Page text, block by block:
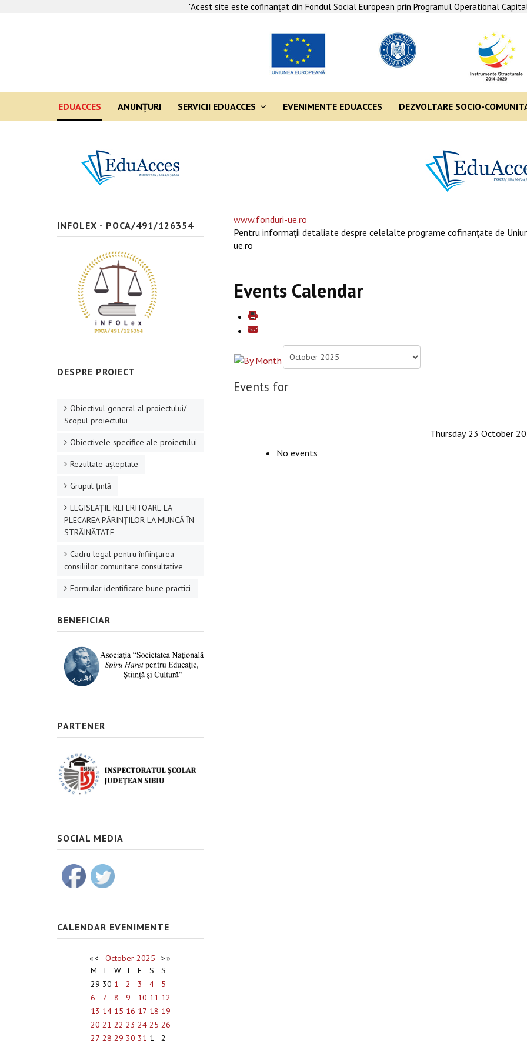
"Acest site este cofinanţat din Fondul Social European prin Programul Operational
EDUACCES ANUNŢURI SERVICII EDUACCES EVENIMENTE EDUACCES DEZVOLTARE SOCIO-
www.fonduri-ue.ro
Pentru informaţii detaliate despre celelalte programe cofinanţate de
ue.ro
Events Calendar
Events for
Thursday 23 October
No events
INFOLEX - POCA/491/126354
DESPRE PROIECT
Obiectivul general al proiectului/
Scopul proiectului
Obiectivele specifice ale proiectului
Rezultate aşteptate
Grupul ţintă
LEGISLAȚIE REFERITOARE LA
PLECAREA PĂRINȚILOR LA MUNCĂ ÎN
STRĂINĂTATE
Cadru legal pentru înființarea
consiliilor comunitare consultative
Formular identificare bune practici
BENEFICIAR
PARTENER
SOCIAL MEDIA
CALENDAR EVENIMENTE
«< October 2025 >»
M
T W T F S
S
29 30 1 2 3 4
5
6
7 8 9 10 11 12
13 14 15 16 17 18 19
20 21 22 23 24 25 26
27 28 29 30 31 1 2